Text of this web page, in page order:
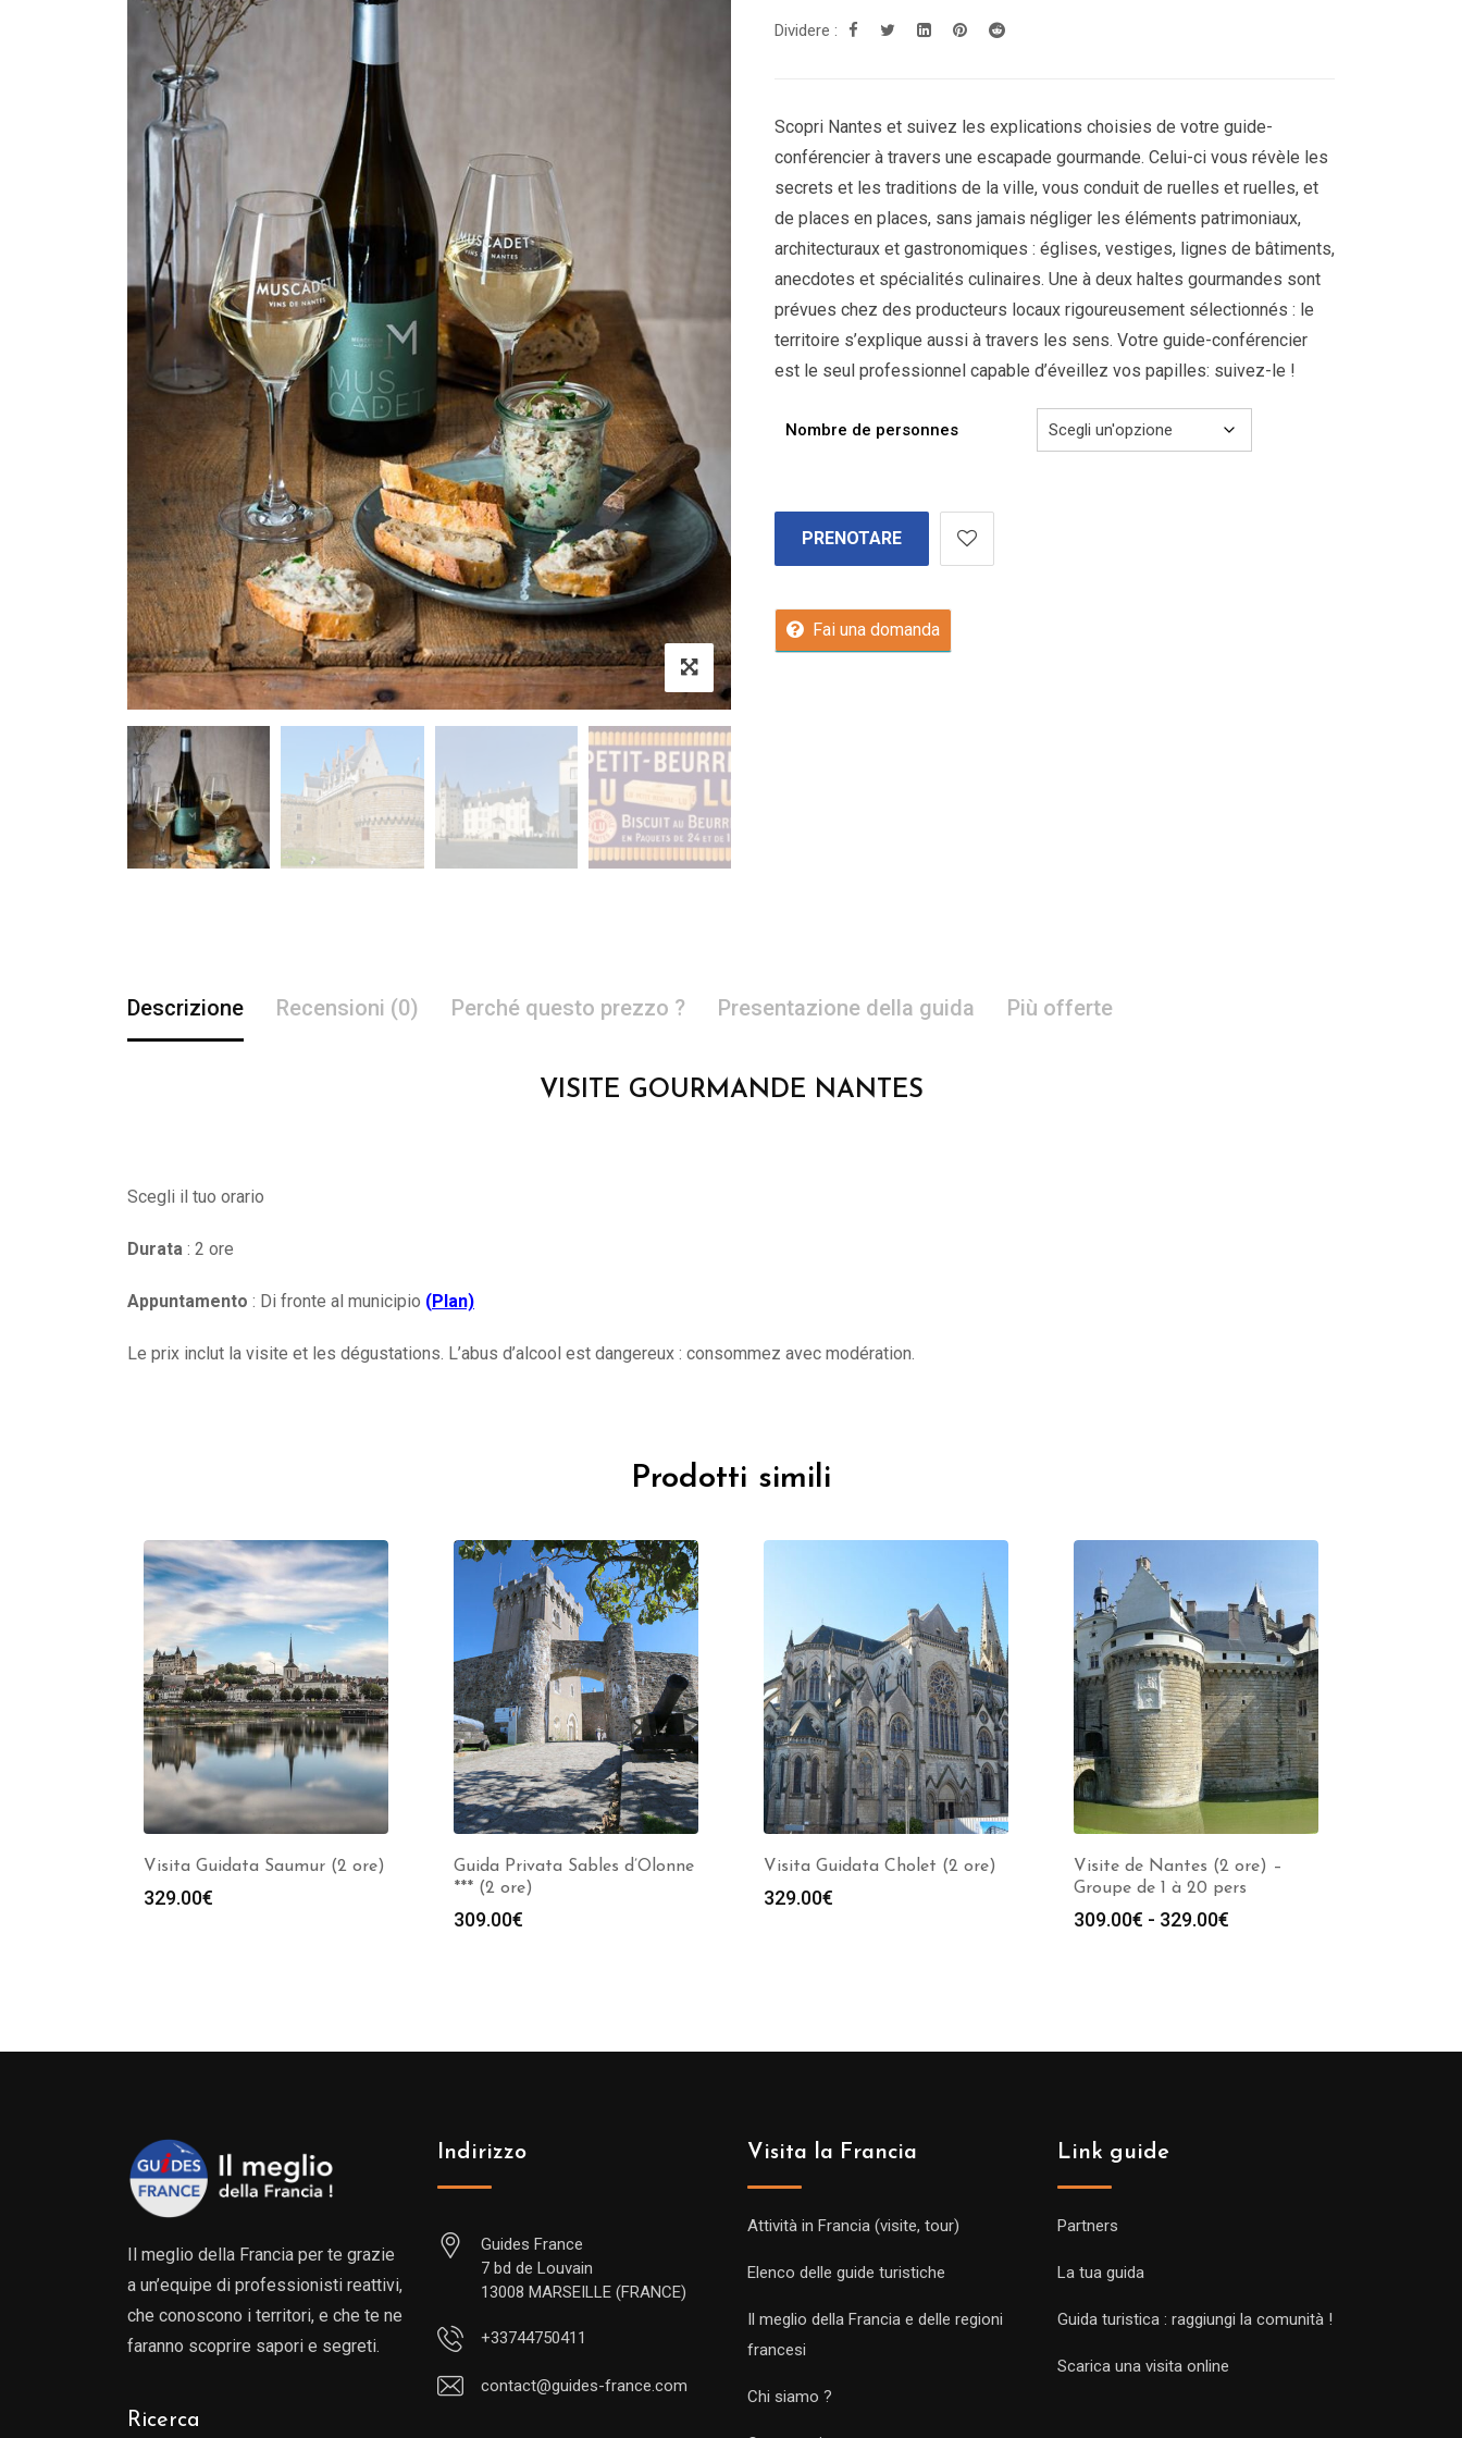
a
Dividere :
Scopri Nantes et suivez les explications choisies de votre guide-
conférencier à travers une escapade gourmande. Celui-ci vous révèle les
secrets et les traditions de la ville, vous conduit de ruelles et ruelles, et
de places en places, sans jamais négliger les éléments patrimoniaux,
architecturaux et gastronomiques : églises, vestiges, lignes de bâtiments,
anecdotes et spécialités culinaires. Une à deux haltes gourmandes sont
prévues chez des producteurs locaux rigoureusement sélectionnés : le
territoire s’explique aussi à travers les sens. Votre guide-conférencier
est le seul professionnel capable d’éveillez vos papilles: suivez-le !
Nombre de personnes
PRENOTARE
Fai una domanda
Descrizione Recensioni (0) Perché questo prezzo ? Presentazione della guida Più offerte
VISITE GOURMANDE NANTES
Scegli il tuo orario
Durata : 2 ore
Appuntamento : Di fronte al municipio (Plan)
Le prix inclut la visite et les dégustations. L’abus d’alcool est dangereux : consommez avec modération.
Prodotti simili
Visita Guidata Saumur (2 ore)
329.00€
Guida Privata Sables d’Olonne
*** (2 ore)
309.00€
Visita Guidata Cholet (2 ore)
329.00€
Visite de Nantes (2 ore) –
Groupe de 1 à 20 pers
309.00€ - 329.00€
Il meglio della Francia per te grazie
a un’equipe di professionisti reattivi,
che conoscono i territori, e che te ne
faranno scoprire sapori e segreti.
Ricerca
Indirizzo
Guides France
7 bd de Louvain
13008 MARSEILLE (FRANCE)
+33744750411
contact@guides-france.com
Visita la Francia
Attività in Francia (visite, tour)
Elenco delle guide turistiche
Il meglio della Francia e delle regioni
francesi
Chi siamo ?
Link guide
Partners
La tua guida
Guida turistica : raggiungi la comunità !
Scarica una visita online